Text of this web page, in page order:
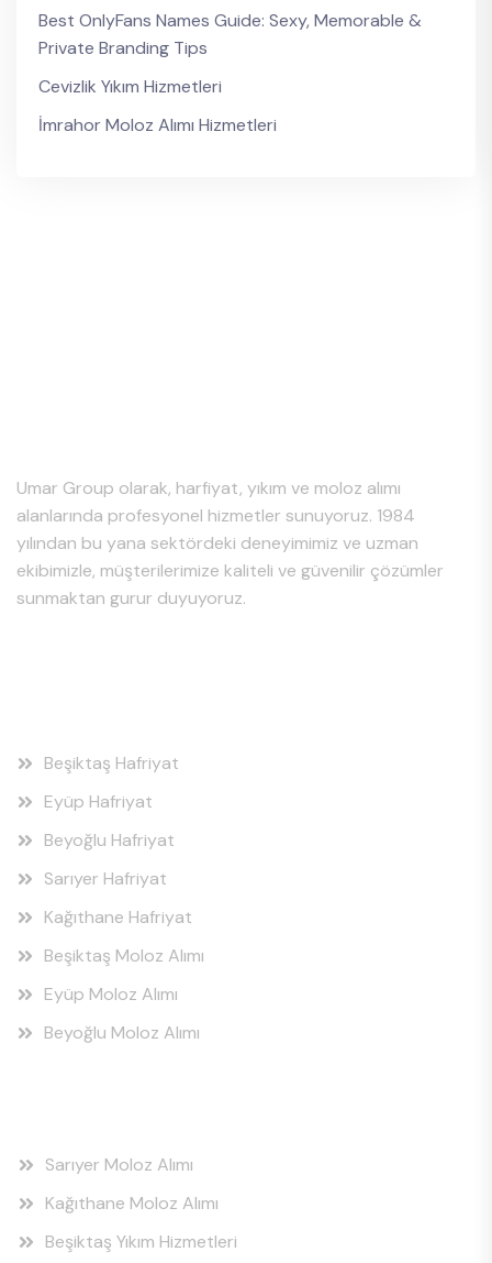
Best OnlyFans Names Guide: Sexy, Memorable &
Private Branding Tips
Cevizlik Yıkım Hizmetleri
İmrahor Moloz Alımı Hizmetleri
Umar Group olarak, harfiyat, yıkım ve moloz alımı
alanlarında profesyonel hizmetler sunuyoruz. 1984
yılından bu yana sektördeki deneyimimiz ve uzman
ekibimizle, müşterilerimize kaliteli ve güvenilir çözümler
sunmaktan gurur duyuyoruz.
Beşiktaş Hafriyat
Eyüp Hafriyat
Beyoğlu Hafriyat
Sarıyer Hafriyat
Kağıthane Hafriyat
Beşiktaş Moloz Alımı
Eyüp Moloz Alımı
Beyoğlu Moloz Alımı
Sarıyer Moloz Alımı
Kağıthane Moloz Alımı
Beşiktaş Yıkım Hizmetleri